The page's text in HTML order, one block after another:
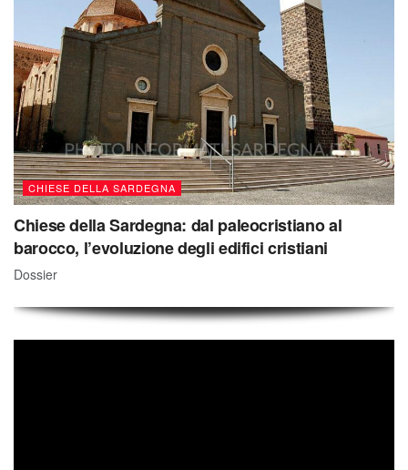
CHIESE DELLA SARDEGNA
Chiese della Sardegna: dal paleocristiano al
barocco, l’evoluzione degli edifici cristiani
Dossier